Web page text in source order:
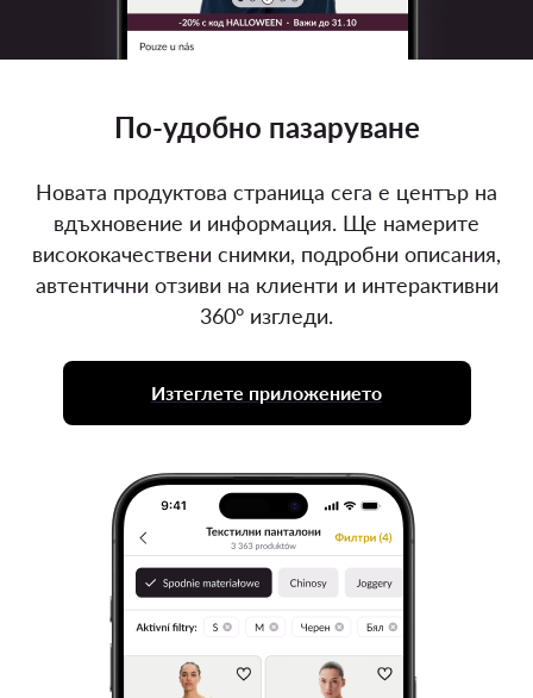
По-удобно пазаруване
Новата продуктова страница сега е център на
вдъхновение и информация. Ще намерите
висококачествени снимки, подробни описания,
автентични отзиви на клиенти и интерактивни
360° изгледи.
Изтеглете приложението